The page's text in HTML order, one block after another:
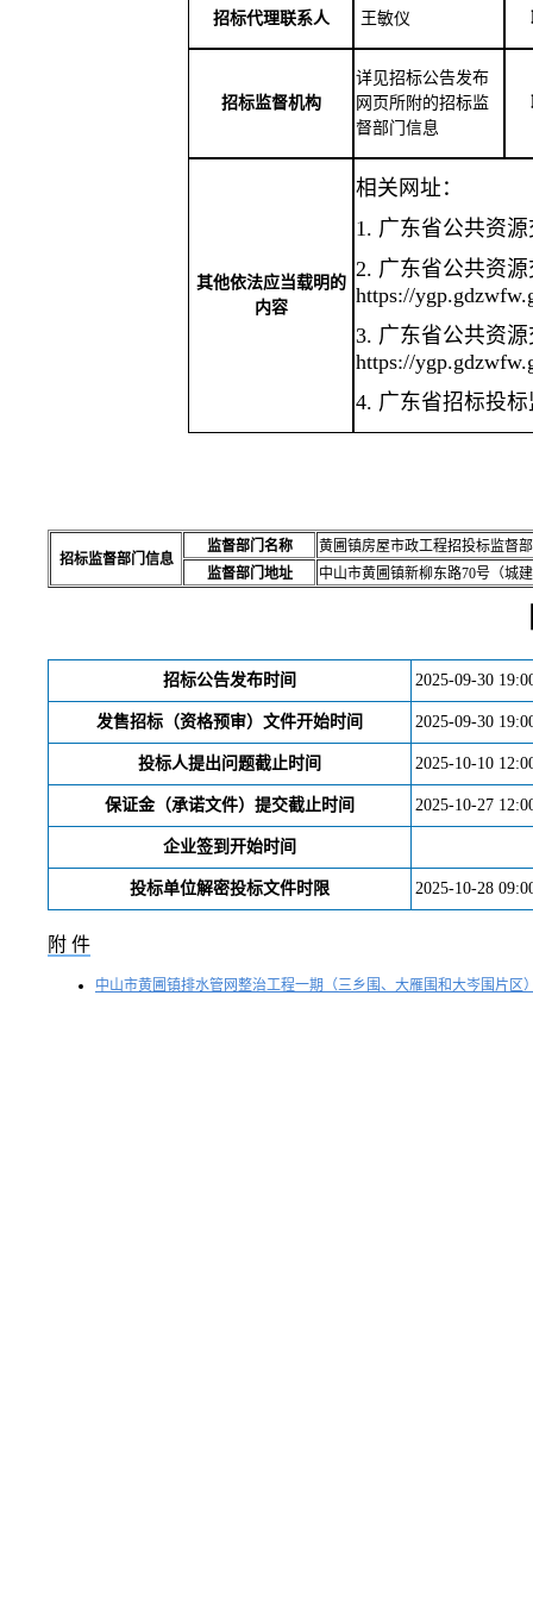
招标代理联系人 王敏仪
招标监督机构
详见招标公告发布
网页所附的招标监
督部门信息
其他依法应当载明的
内容
相关网址：
1. 广东省公共资
2. 广东省公共资
https://
3. 广东省公共资
https://
4. 广东省招标投
招标监督部门信息
监督部门名称
黄圃镇房屋市政工程招投标监督
监督部门地址
中山市黄圃镇新柳东路70号（城
招标公告发布时间 2025-09-30
发售招标（资格预审）文件开始时间 2025-09-30
投标人提出问题截止时间 2025-10-10
保证金（承诺文件）提交截止时间 2025-10-27
企业签到开始时间
投标单位解密投标文件时限 2025-10-28
附 件
中山市黄圃镇排水管网整治工程一期（三乡围、大雁围和大岑围片区